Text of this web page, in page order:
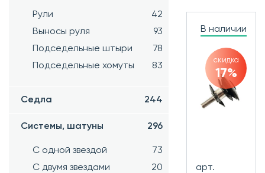
Рули
42
Выносы руля
93
Подседельные штыри
78
Подседельные хомуты
83
Седла 244
Системы, шатуны 296
С одной звездой
73
С двумя звездами
20
В наличии
скидка
17%
арт.